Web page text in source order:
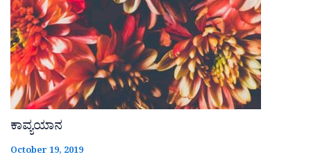
ಕಾವ್ಯಯಾನ
October 19, 2019